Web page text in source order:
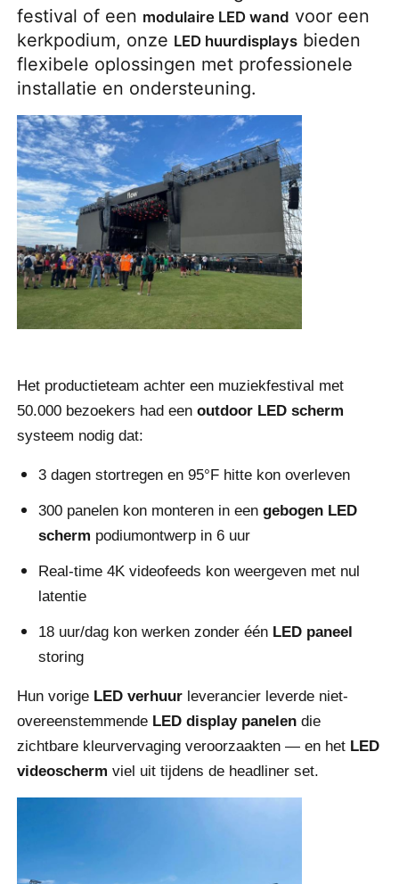
Producten
Video's
VR -show
Over Ons
Fabriekstour
Kwaliteitscontrole
Nieuws
Offerte Aanvragen
LED-videomuurweergave
LED -schermscherm
Overleg het LEIDENE Scherm
Verhuur van LED-schermen
COB LED VIDEO WALL
festival of een modulaire LED wand voor een
kerkpodium, onze LED huurdisplays bieden
flexibele oplossingen met professionele
installatie en ondersteuning.
Het productieteam achter een muziekfestival met
50.000 bezoekers had eenoutdoor LED scherm
systeem nodig dat:
3 dagen stortregen en 95°F hitte kon overleven
300 panelen kon monteren in eengebogen LED
scherm podiumontwerp in 6 uur
Real-time 4K videofeeds kon weergeven met nul
latentie
18 uur/dag kon werken zonder één LED paneel
storing
Hun vorige LED verhuur leverancier leverde niet-
overeenstemmende LED display panelen die
zichtbare kleurvervaging veroorzaakten — en het LED
videoscherm viel uit tijdens de headliner set.